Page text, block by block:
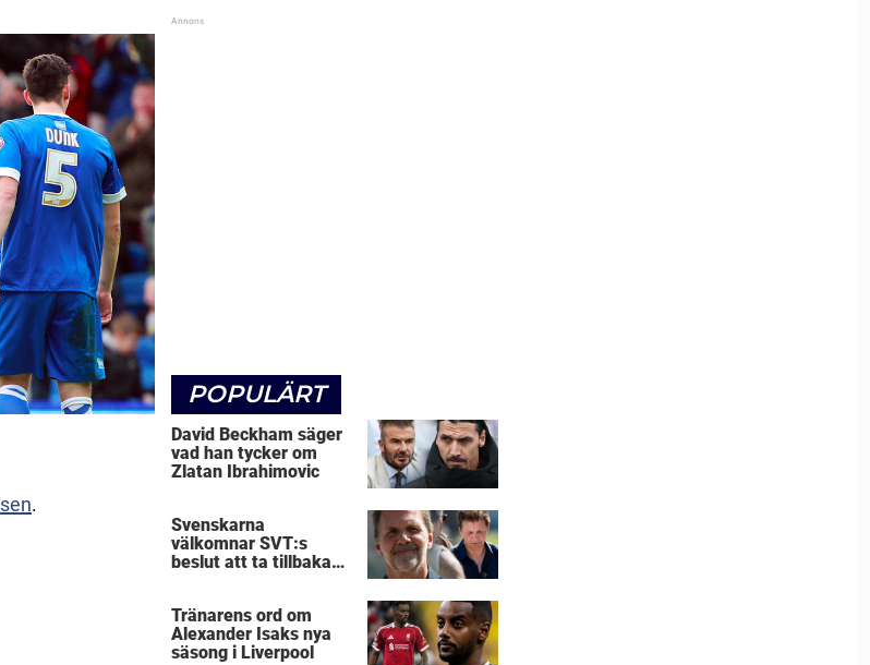
.
POPULÄRT
David Beckham säger
vad han tycker om
Zlatan Ibrahimovic
Svenskarna
välkomnar SVT:s
beslut att ta tillbaka
Tränarens ord om
Alexander Isaks nya
säsong i Liverpool